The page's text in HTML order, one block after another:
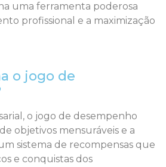
uma ferramenta poderosa
profissional e a maximização
o jogo de
o jogo de desempenho
objetivos mensuráveis e a
sistema de recompensas que
e conquistas dos